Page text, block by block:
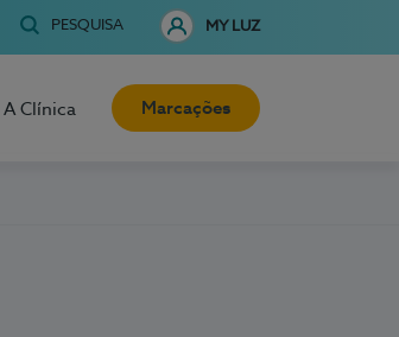
PESQUISA MY LUZ
A Clínica Marcações